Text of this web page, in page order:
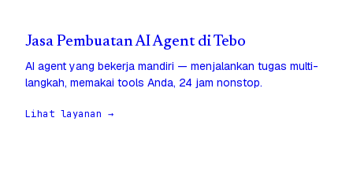
Jasa Pembuatan AI Agent di Tebo
AI agent yang bekerja mandiri — menjalankan tugas multi-
langkah, memakai tools Anda, 24 jam nonstop.
Lihat layanan →